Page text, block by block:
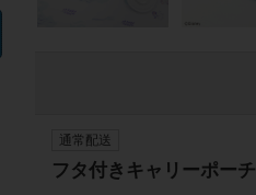
通常配送
フタ付きキャリーポーチ